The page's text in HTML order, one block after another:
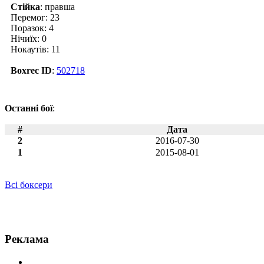
Стійка: правша
Перемог: 23
Поразок: 4
Нічиїх: 0
Нокаутів: 11
Boxrec ID: 502718
Останні бої:
#
Дата
2
2016-07-30
1
2015-08-01
Всі боксери
Реклама